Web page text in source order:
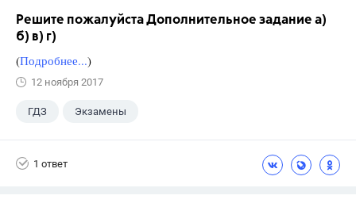
Решите пожалуйста Дополнительное задание а)
б) в) г)
(Подробнее...)
12 ноября 2017
ГДЗ Экзамены
1 ответ